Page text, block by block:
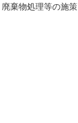
棄物処理等の施策